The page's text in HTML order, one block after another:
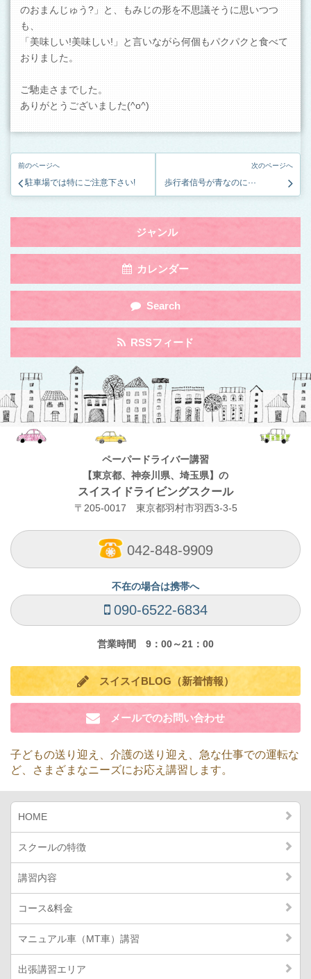
のおまんじゅう?」と、もみじの形を不思議そうに思いつつ
も、
「美味しい!美味しい!」と言いながら何個もパクパクと食べて
おりました。
ご馳走さまでした。
ありがとうございました(^o^)
前のページへ
駐車場では特にご注意下さい!
次のページへ
歩行者信号が青なのに···
Toggle
navigation
by
ジャンル
Toggle
navigation
by
カレンダー
Toggle
navigation
by
Search
Toggle
navigation
by
Category
RSSフィード
ペーパードライバー講習
【東京都、神奈川県、埼玉県】の
スイスイドライビングスクール
〒205-0017 東京都羽村市羽西3-3-5
042-848-9909
不在の場合は携帯へ
090-6522-6834
営業時間 9：00～21：00
スイスイBLOG（新着情報）
メールでのお問い合わせ
子どもの送り迎え、介護の送り迎え、急な仕事での運転な
ど、
さまざまなニーズにお応え講習します。
HOME
スクールの特徴
講習内容
コース&料金
マニュアル車（MT車）講習
出張講習エリア